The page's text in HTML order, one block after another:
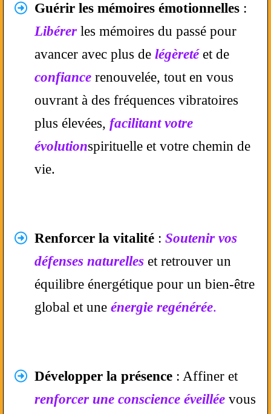
Guérir les mémoires émotionnelles :
Libérer les mémoires du passé pour
avancer avec plus delégèretéet de
confiancerenouvelée,tout en vous
ouvrant à des fréquences vibratoires
plus élevées,facilitant votre
évolutionspirituelle et votre chemin de
vie.
Renforcer la vitalité :Soutenir vos
défenses naturelles et retrouver un
équilibre énergétiquepour un bien-être
global et uneénergie regénérée.
Développer la présence :Affiner et
renforcer une conscience éveillée vous